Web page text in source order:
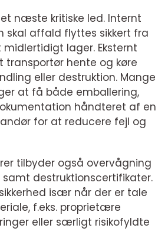
næste kritiske led. Internt
skal affald flyttes sikkert fra
lager. Eksternt
transportør hente og køre
eller destruktion. Mange
at få både emballering,
håndteret af en
for at reducere fejl og
tilbyder også overvågning
destruktionscertifikater.
især når der er tale
f.eks. proprietære
eller særligt risikofyldte